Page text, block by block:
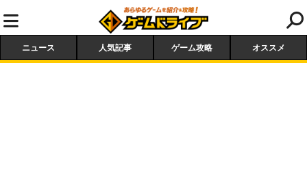
ニュース 人気記事 ゲーム攻略 オススメ